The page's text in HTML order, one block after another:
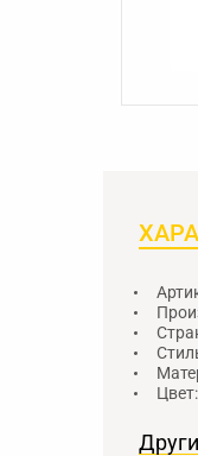
Цвет: